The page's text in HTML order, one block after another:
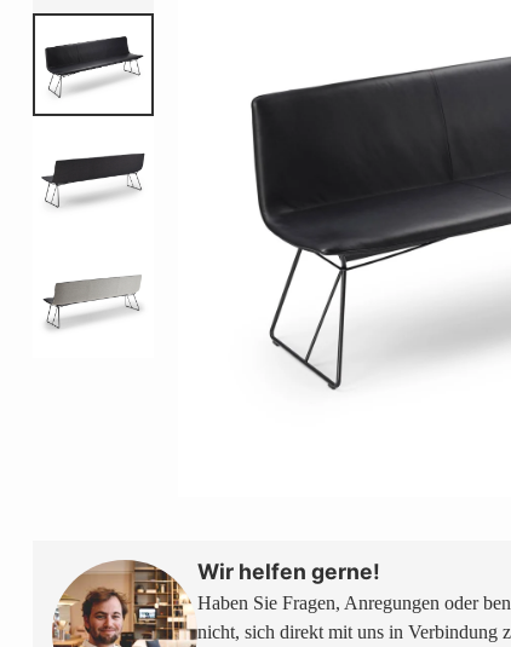
Wir helfen gerne!
Haben Sie Fragen, Anregungen oder
nicht, sich direkt mit uns in Verbindung